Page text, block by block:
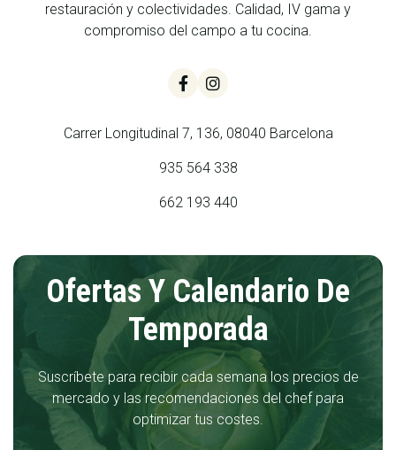
restauración y colectividades. Calidad, IV gama y
compromiso del campo a tu cocina.
 
Carrer Longitudinal 7, 136, 08040 Barcelona
935 564 338
662 193 440
Ofertas Y Calendario De
Temporada
Suscríbete para recibir cada semana los precios de
mercado y las recomendaciones del chef para
optimizar tus costes.